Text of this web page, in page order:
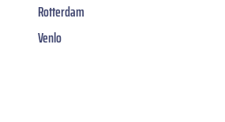
Rotterdam
Venlo